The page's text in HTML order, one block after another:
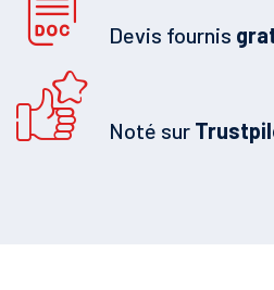
Devis fournis
Noté sur